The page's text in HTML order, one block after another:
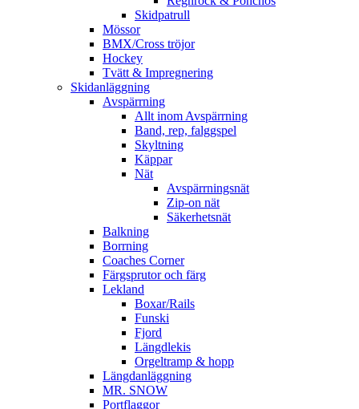
Skidpatrull
Mössor
BMX/Cross tröjor
Hockey
Tvätt & Impregnering
Skidanläggning
Avspärrning
Allt inom Avspärrning
Band, rep, falggspel
Skyltning
Käppar
Nät
Avspärrningsnät
Zip-on nät
Säkerhetsnät
Balkning
Borrning
Coaches Corner
Färgsprutor och färg
Lekland
Boxar/Rails
Funski
Fjord
Längdlekis
Orgeltramp & hopp
Längdanläggning
MR. SNOW
Portflaggor